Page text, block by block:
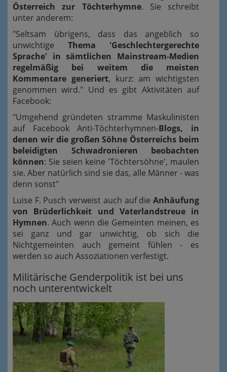
Österreich zur Töchterhymne. Sie schreibt
unter anderem:
"Seltsam übrigens, dass das angeblich so
unwichtige Thema 'Geschlechtergerechte
Sprache' in sämtlichen Mainstream-Medien
regelmäßig bei weitem die meisten
Kommentare generiert, kurz: am wichtigsten
genommen wird." Und es gibt Aktivitäten auf
Facebook:
"Umgehend gründeten stramme Maskulinisten
auf Facebook Anti-Töchterhymnen-Blogs, in
denen wir die großen Söhne Österreichs beim
beleidigten Schwadronieren beobachten
können: Sie seien keine 'Töchtersöhne', maulen
sie. Aber natürlich sind sie das, alle Männer - was
denn sonst"
Luise F. Pusch verweist auch auf die Anhäufung
von Brüderlichkeit und Vaterlandstreue in
Hymnen. Auch wenn die Gemeinten meinen, es
sei ganz und gar unwichtig, ob sich die
Nichtgemeinten auch gemeint fühlen - es
werden so auch Assoziationen verfestigt.
Militärische Genderpolitik ist bei uns
noch unterentwickelt